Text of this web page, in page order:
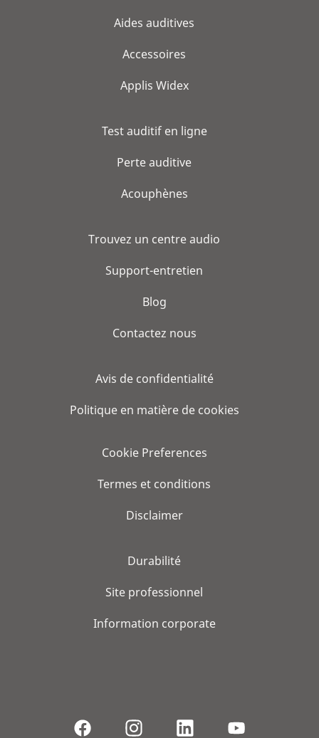
Aides auditives
Accessoires
Applis Widex
Test auditif en ligne
Perte auditive
Acouphènes
Trouvez un centre audio
Support-entretien
Blog
Contactez nous
Avis de confidentialité
Politique en matière de cookies
Cookie Preferences
Termes et conditions
Disclaimer
Durabilité
Site professionnel
Information corporate